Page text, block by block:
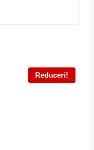
Reduceri!